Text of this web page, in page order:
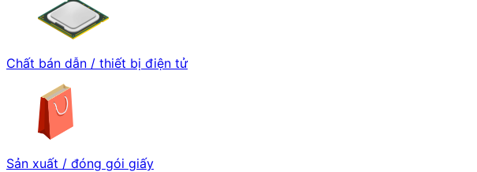
Chất bán dẫn / thiết bị điện tử
Sản xuất / đóng gói giấy